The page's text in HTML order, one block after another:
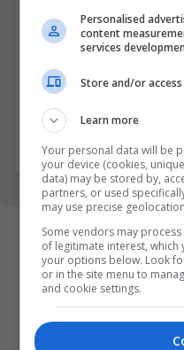
ALTINBAS
Asistente e Shitjes
Prishtinë
8 Gusht 2026
Personalised
content
services
Store and/or
Learn more
Your personal data will be
your device (cookies,
data) may be stored by,
partners, or used
may use precise
Some vendors may
of legitimate interest,
your options below. Look
or in the site menu to
and cookie settings.